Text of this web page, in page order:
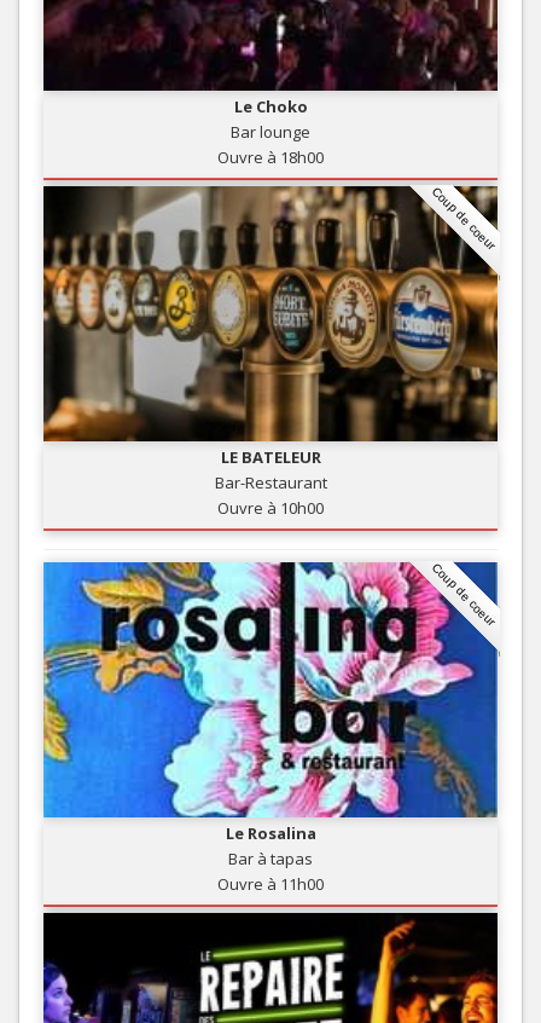
Le Choko
Bar lounge
Ouvre à 18h00
Coup de coeur
LE BATELEUR
Bar-Restaurant
Ouvre à 10h00
Coup de coeur
Le Rosalina
Bar à tapas
Ouvre à 11h00